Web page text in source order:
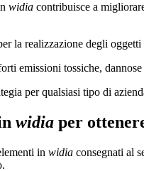
widia contribuisce a
la realizzazione degli oggetti
emissioni tossiche,
per qualsiasi tipo di
widia per
in widia consegnati al